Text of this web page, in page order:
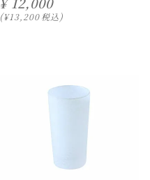
¥13,200税込